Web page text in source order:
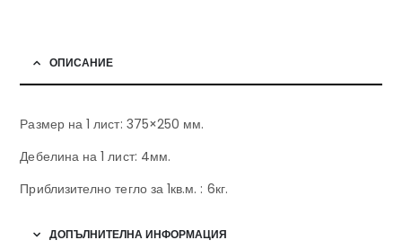
ОПИСАНИЕ
Размер на 1 лист: 375×250 мм.
Дебелина на 1 лист: 4мм.
Приблизително тегло за 1кв.м. : 6кг.
ДОПЪЛНИТЕЛНА ИНФОРМАЦИЯ